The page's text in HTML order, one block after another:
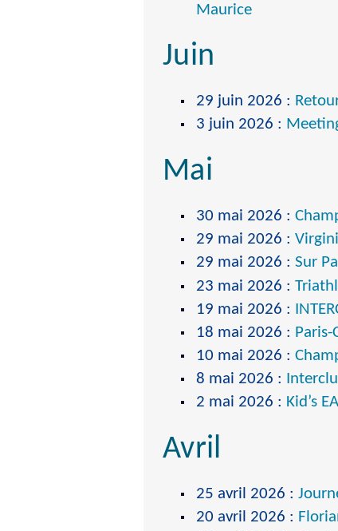
Maurice
Juin
29 juin 2026 :
3 juin 2026 :
Mai
30 mai 2026 :
29 mai 2026 :
29 mai 2026 : Sur
23 mai 2026 :
19 mai 2026 :
18 mai 2026 :
10 mai 2026 :
8 mai 2026 :
2 mai 2026 : Kid’s
Avril
25 avril 2026 :
20 avril 2026 :